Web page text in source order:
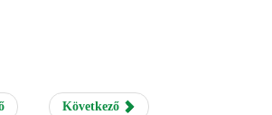
Következő